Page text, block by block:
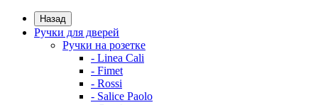
Назад
Ручки для дверей
Ручки на розетке
- Linea Cali
- Fimet
- Rossi
- Salice Paolo